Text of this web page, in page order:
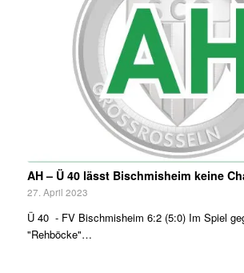
AH – Ü 40 lässt Bischmisheim keine
27. April 2023
Ü 40 - FV Bischmisheim 6:2 (5:0) Im Spiel
"Rehböcke"…